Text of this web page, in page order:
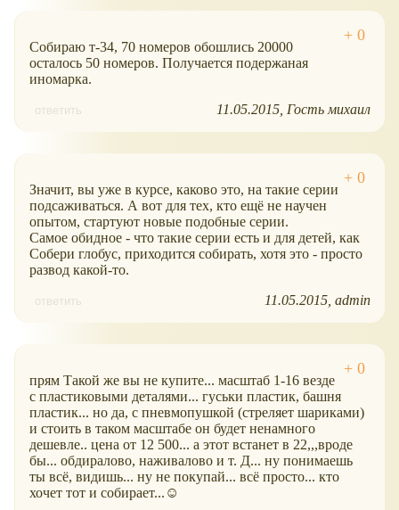
Собираю т-34, 70 номеров обошлись 20000
осталось 50 номеров. Получается подержаная
иномарка.
ответить 11.05.2015 Гость михаил
Значит, вы уже в курсе, каково это, на такие серии
подсаживаться. А вот для тех, кто ещё не научен
опытом, стартуют новые подобные серии.
Самое обидное - что такие серии есть и для детей, как
Собери глобус, приходится собирать, хотя это - просто
развод какой-то.
ответить 11.05.2015 admin
прям Такой же вы не купите... масштаб 1-16 везде
с пластиковыми деталями... гуськи пластик, башня
пластик... но да, с пневмопушкой (стреляет шариками)
и стоить в таком масштабе он будет ненамного
дешевле.. цена от 12 500... а этот встанет в 22,,,вроде
бы... обдиралово, наживалово и т. Д... ну понимаешь
ты всё, видишь... ну не покупай... всё просто... кто
хочет тот и собирает...☺